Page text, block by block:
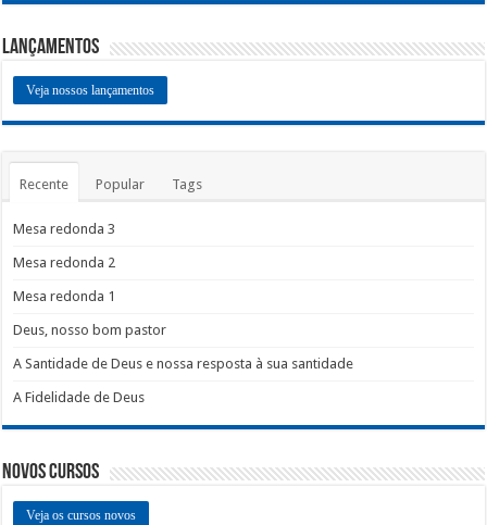
Lançamentos
Veja nossos lançamentos
Recente Popular Tags
Mesa redonda 3
Mesa redonda 2
Mesa redonda 1
Deus, nosso bom pastor
A Santidade de Deus e nossa resposta à sua santidade
A Fidelidade de Deus
Novos Cursos
Veja os cursos novos